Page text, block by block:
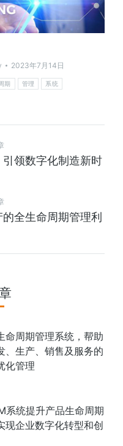
2023年7月14日
期 管理 系统
领数字化制造新时
全生命周期管理利
命周期管理系统，帮助
、生产、销售及服务的
化管理
系统提升产品生命周期
现企业数字化转型和创